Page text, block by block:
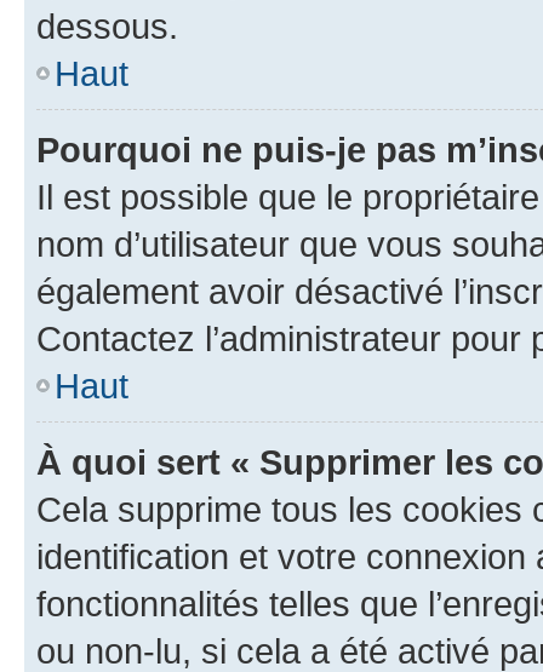
dessous.
Haut
Pourquoi ne puis-je pas
Il est possible que le
nom d’utilisateur que vous
également avoir désactivé
Contactez l’administrateur
Haut
À quoi sert « Supprimer les
Cela supprime tous les cookies
identification et votre
fonctionnalités telles que
ou non-lu, si cela a été activé